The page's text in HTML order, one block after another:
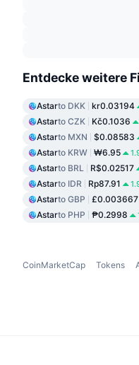
Entdecke weitere
Astarto DKK kr0.03194
Astarto CZK Kč0.1036
Astarto MXN $0.08583
Astarto KRW ₩6.95
Astarto BRL R$0.02517
Astarto IDR Rp87.91
Astarto GBP £0.003667
Astarto PHP ₱0.2998
CoinMarketCap Tokens